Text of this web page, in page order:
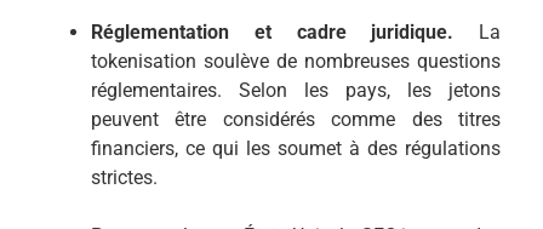
Réglementation et cadre juridique. La
tokenisation soulève de nombreuses questions
réglementaires. Selon les pays, les jetons
peuvent être considérés comme des titres
financiers, ce qui les soumet à des régulations
strictes.